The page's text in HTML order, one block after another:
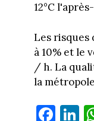
12°C
Les risques
à 10% et le
/ h. La
la
Fa Li